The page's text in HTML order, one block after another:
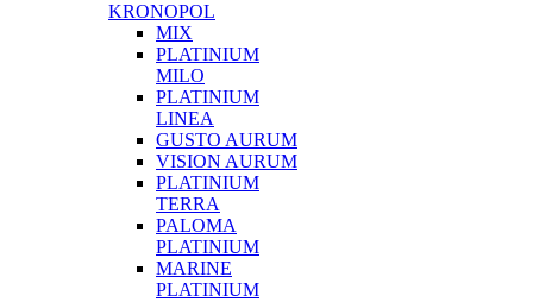
KRONOPOL
MIX
PLATINIUM
MILO
PLATINIUM
LINEA
GUSTO AURUM
VISION AURUM
PLATINIUM
TERRA
PALOMA
PLATINIUM
MARINE
PLATINIUM